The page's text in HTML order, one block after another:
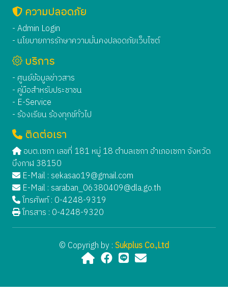
ความปลอดภัย
- Admin Login
- นโยบายการรักษาความมั่นคงปลอดภัยเว็บไซต์
บริการ
- ศูนย์ข้อมูลข่าวสาร
- คู่มือสำหรับประชาชน
- E-Service
- ร้องเรียน ร้องทุกข์ทั่วไป
ติดต่อเรา
อบต.เซกา เลขที่ 181 หมู่ 18 ตำบลเซกา อำเภอเซกา จังหวัด
บึงกาฬ 38150
E-Mail : sekasao19@gmail.com
E-Mail : saraban_06380409@dla.go.th
โทรศัพท์ : 0-4248-9319
โทรสาร : 0-4248-9320
© Copyrigh by :Sukplus Co.,Ltd